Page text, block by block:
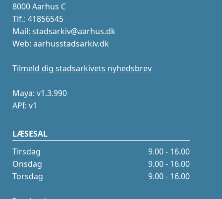
8000 Aarhus C
Tlf.: 41856545
Mail: stadsarkiv@aarhus.dk
Web: aarhusstadsarkiv.dk
Tilmeld dig stadsarkivets nyhedsbrev
Maya: v1.3.990
API: v1
LÆSESAL
Tirsdag
9.00 - 16.00
Onsdag
9.00 - 16.00
Torsdag
9.00 - 16.00